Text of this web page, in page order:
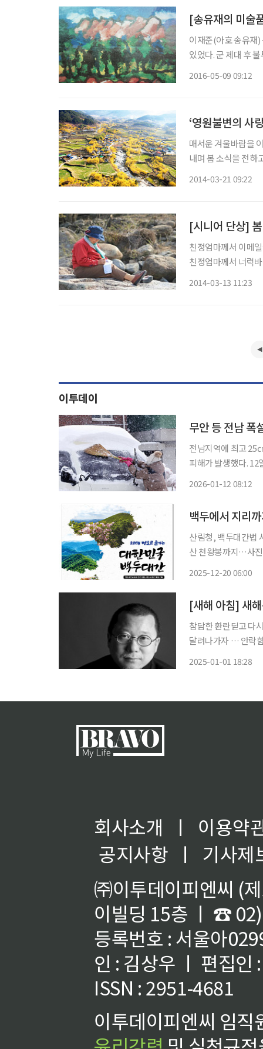
[송유재의 미술
이재준(아호 송유재) 꼭 42년 전 이맘때, 설악산 장군봉의 금강굴에서 홀로 7일을 지낸 일이
있었다. 군 제대 후
2016-05-09 09:12
‘영원불변의 사
매서운 겨울바람을
내며 봄 소식을 전하
2014-03-21 09:22
[시니어 단상]
친정엄마께서 이메
친정엄마께서 너럭
2014-03-13 11:23
이투데이
무안 등 전남 폭
전남지역에 최고 25㎝의 폭설이 내렸다. 일부
피해가 발생했다. 12일 광주기상청에 따르면 전날 오후 4시 기준 최심 적설량(눈이 가장 많이
2026-01-12 08:12
백두에서 지리
산림청, 백두대간법
산 천왕봉까지…사진·유래 담은 책자 발간
2025-12-20 06:00
[새해 아침] 새
참담한 환란딛고 다
달려나가자 … 안락함
2025-01-01 18:28
회사소개 ㅣ
이용약
공지사항
ㅣ
기사제
㈜이투데이피엔씨 (
이빌딩 15층 ㅣ ☎
등록번호 : 서울아
인 : 김상우 ㅣ 편집인
ISSN : 2951-4681
이투데이피엔씨 임